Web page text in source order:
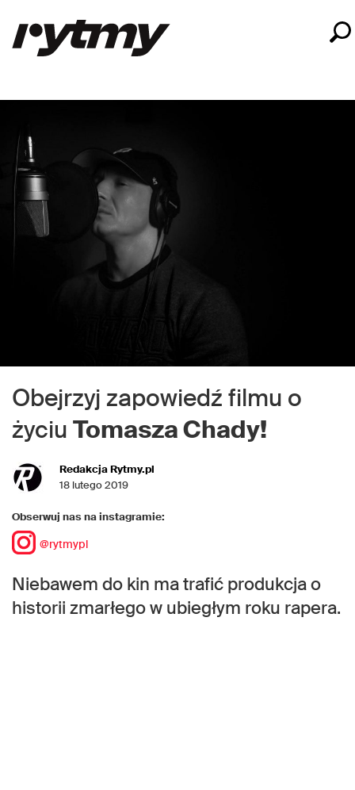
Obejrzyj zapowiedź filmu o
życiu Tomasza Chady!
Redakcja Rytmy.pl
18 lutego 2019
Obserwuj nas na instagramie:
@rytmypl
Niebawem do kin ma trafić produkcja o
historii zmarłego w ubiegłym roku rapera.